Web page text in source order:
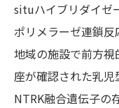
situハイブリダイゼ
ポリメラーゼ連鎖反
地域の施設で前方視
座が確認された乳児
NTRK融合遺伝子の